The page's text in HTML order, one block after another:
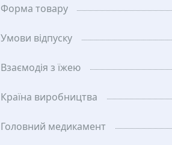
Форма товару
Умови відпуску
Взаємодія з їжею
Країна виробництва
Головний медикамент